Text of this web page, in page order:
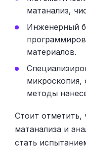
матанализ,
Инженерный
материалов.
микроскопия,
методы
Стоит отметить,
матанализа и
стать